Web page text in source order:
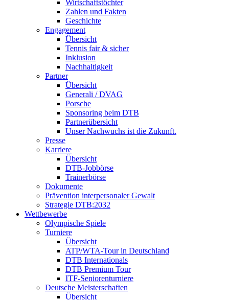
Wirtschaftstöchter
Zahlen und Fakten
Geschichte
Engagement
Übersicht
Tennis fair & sicher
Inklusion
Nachhaltigkeit
Partner
Übersicht
Generali / DVAG
Porsche
Sponsoring beim DTB
Partnerübersicht
Unser Nachwuchs ist die Zukunft.
Presse
Karriere
Übersicht
DTB-Jobbörse
Trainerbörse
Dokumente
Prävention interpersonaler Gewalt
Strategie DTB:2032
Wettbewerbe
Olympische Spiele
Turniere
Übersicht
ATP/WTA-Tour in Deutschland
DTB Internationals
DTB Premium Tour
ITF-Seniorenturniere
Deutsche Meisterschaften
Übersicht